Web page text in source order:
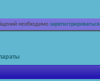
необходимо зарегистрироваться